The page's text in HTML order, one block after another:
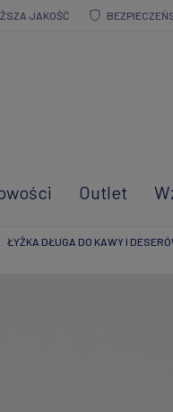
JAKOŚĆ
Outlet
ŁYŻKA DŁUGA DO KAWY I